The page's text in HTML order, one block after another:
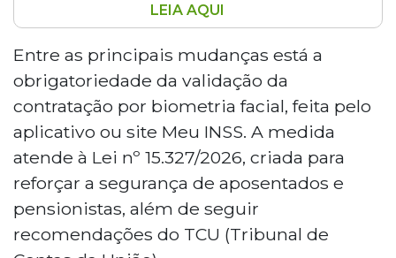
Novas regras para empréstimos
consignados do INSS entram em vigor
nesta terça-feira (19), exigindo validação
por biometria facial pelo aplicativo Meu
INSS. A confirmação deve ocorrer em até
cinco dias, ou o contrato é cancelado.
Ficam proibidas contratações por
telefone ou procuração. O prazo máximo
de pagamento passa de 96 para 108
parcelas, e o início do pagamento pode
ser adiado em até três meses.
LEIA AQUI
Entre as principais mudanças está a
obrigatoriedade da validação da
contratação por biometria facial, feita pelo
aplicativo ou site Meu INSS. A medida
atende à Lei nº 15.327/2026, criada para
reforçar a segurança de aposentados e
pensionistas, além de seguir
recomendações do TCU (Tribunal de